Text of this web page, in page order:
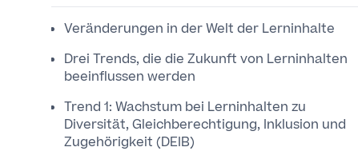
Veränderungen in der Welt der Lerninhalte
Drei Trends, die die Zukunft von Lerninhalten
beeinflussen werden
Trend 1: Wachstum bei Lerninhalten zu
Diversität, Gleichberechtigung, Inklusion und
Zugehörigkeit (DEIB)